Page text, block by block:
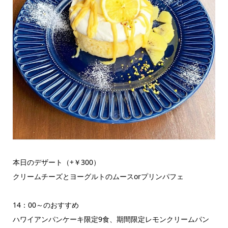
本日のデザート（+￥300）
クリームチーズとヨーグルトのムースorプリンパフェ
14：00～のおすすめ
ハワイアンパンケーキ限定9食、期間限定レモンクリームパン